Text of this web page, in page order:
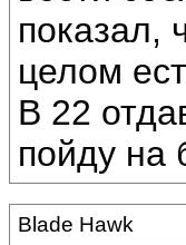
показал,
целом
В 22
пойду на
Blade Hawk